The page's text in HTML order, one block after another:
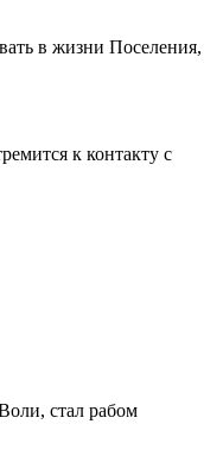
в жизни Поселения,
к контакту с
стал рабом